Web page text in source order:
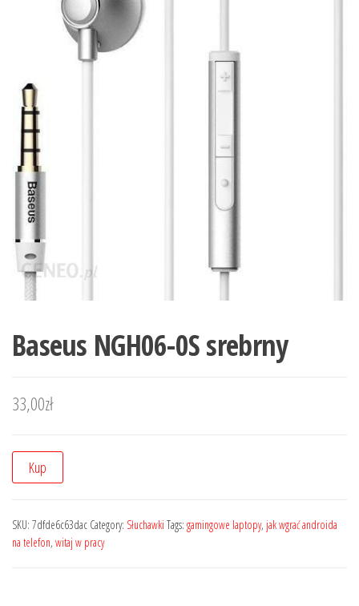
Baseus NGH06-0S srebrny
33,00zł
Kup
SKU: 7dfde6c63dac Category: Słuchawki Tags: gamingowe laptopy, jak wgrać androida
na telefon, witaj w pracy